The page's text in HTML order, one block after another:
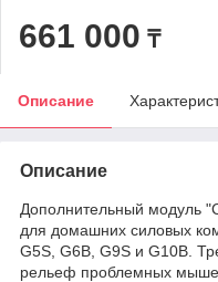
661 000 ₸
Описание
Описание
Дополнительный модуль
для домашних силовых
G5S, G6B, G9S и G10B.
рельеф проблемных